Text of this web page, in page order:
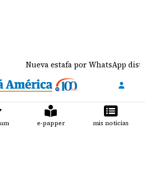
Nueva estafa por WhatsApp
e-papper mis noticias